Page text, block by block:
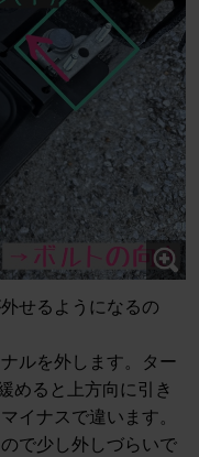
せるようになるの
ルを外します。ター
めると上方向に引き
イナスで違います。
で少し外しづらいで